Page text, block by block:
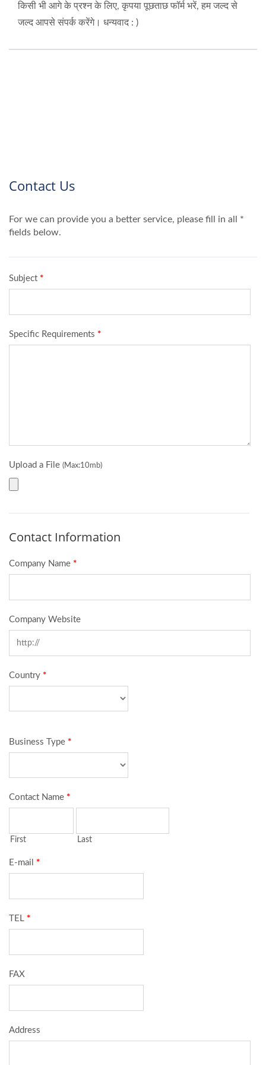
किसी भी आगे के प्रश्न के लिए, कृपया पूछताछ फॉर्म भरें, हम जल्द से
जल्द आपसे संपर्क करेंगे। धन्यवाद : )